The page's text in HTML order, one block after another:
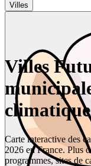
Villes
Villes
Carte interactive des
2026 en France. Plus
programmes, sites de